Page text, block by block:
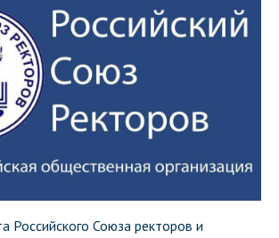
Российского Союза ректоров и